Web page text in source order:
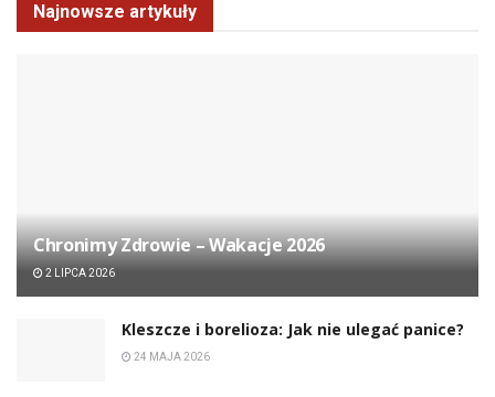
Najnowsze artykuły
Chronimy Zdrowie ­– Wakacje 2026
2 LIPCA 2026
Kleszcze i borelioza: Jak nie ulegać panice?
24 MAJA 2026